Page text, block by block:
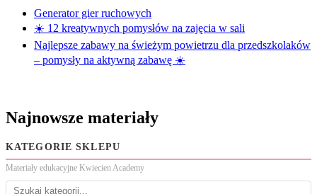
Generator gier ruchowych
☀️ 12 kreatywnych pomysłów na zajęcia w sali
Najlepsze zabawy na świeżym powietrzu dla przedszkolaków
– pomysły na aktywną zabawę ☀️
Najnowsze materiały
KATEGORIE SKLEPU
Materiały edukacyjne Kwiecien Academy